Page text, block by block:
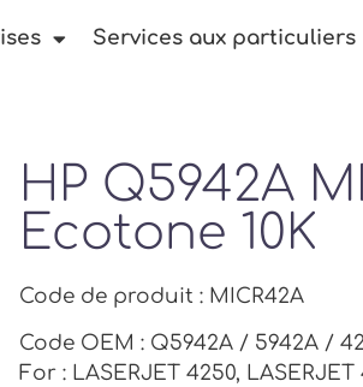
Services aux particuliers
HP Q5942A
Ecotone 10K
Code de produit : MICR42A
Code OEM : Q5942A / 5942A /
For : LASERJET 4250,